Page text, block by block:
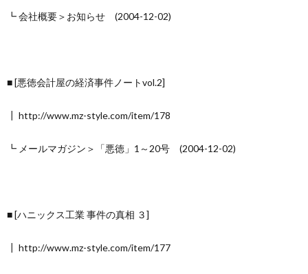
┗ 会社概要＞お知らせ (2004-12-02)
■ [悪徳会計屋の経済事件ノートvol.2]
┃ http://www.mz-style.com/item/178
┗ メールマガジン＞「悪徳」1～20号 (2004-12-02)
■ [ハニックス工業 事件の真相 ３]
┃ http://www.mz-style.com/item/177